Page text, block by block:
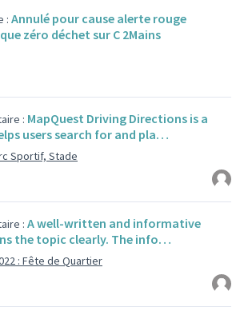
: Annulé pour cause alerte rouge
zéro déchet sur C 2Mains
: MapQuest Driving Directions is a
users search for and pla…
Sportif, Stade
: A well-written and informative
the topic clearly. The info…
: Fête de Quartier